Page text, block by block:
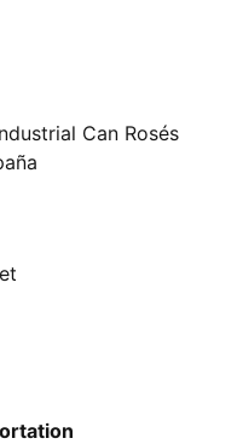
Can Rosés